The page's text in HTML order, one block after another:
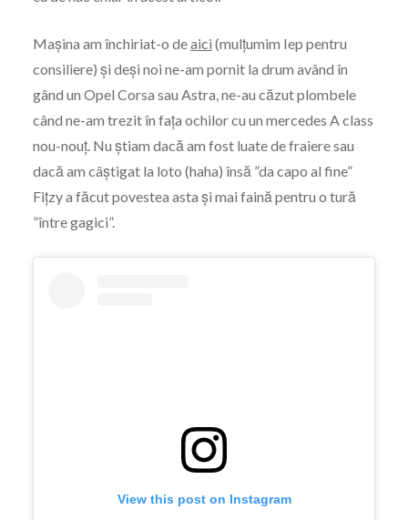
Mașina am închiriat-o deaici (mulțumim Iep pentru
consiliere) și deși noi ne-am pornit la drum având în
gând un Opel Corsa sau Astra, ne-au căzut plombele
când ne-am trezit în fața ochilor cu un mercedes A class
nou-nouț. Nu știam dacă am fost luate de fraiere sau
dacă am câștigat la loto (haha) însă ”da capo al fine”
Fițzy a făcut povestea asta și mai faină pentru o tură
”între gagici”.
View this post on Instagram